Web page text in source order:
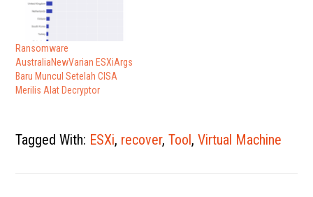
membayar uang tebusan.
Mengetahui hal tersebut, CISA
menyusun alat berdasarkan
sumber daya yang tersedia
untuk umum, termasuk
tutorial oleh Enes Sonmez
dan Ahmet Aykac. ESXiArgs-
Ransomware
AustraliaNewVarian ESXiArgs
Baru Muncul Setelah CISA
Merilis Alat Decryptor
Tagged With: ESXi, recover,Tool,Virtual Machine